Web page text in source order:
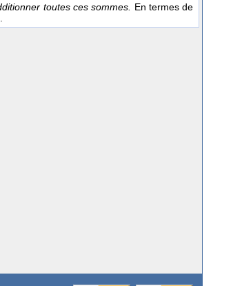
toutes ces sommes. En termes de